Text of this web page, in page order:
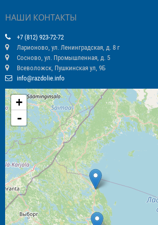
НАШИ КОНТАКТЫ
+7 (812) 923-72-72
Ларионово, ул. Ленинградская, д. 8 г
Сосново, ул. Промышленная, д. 5
Всеволожск, Пушкинская ул, 9Б
info@razdolie.info
+
-